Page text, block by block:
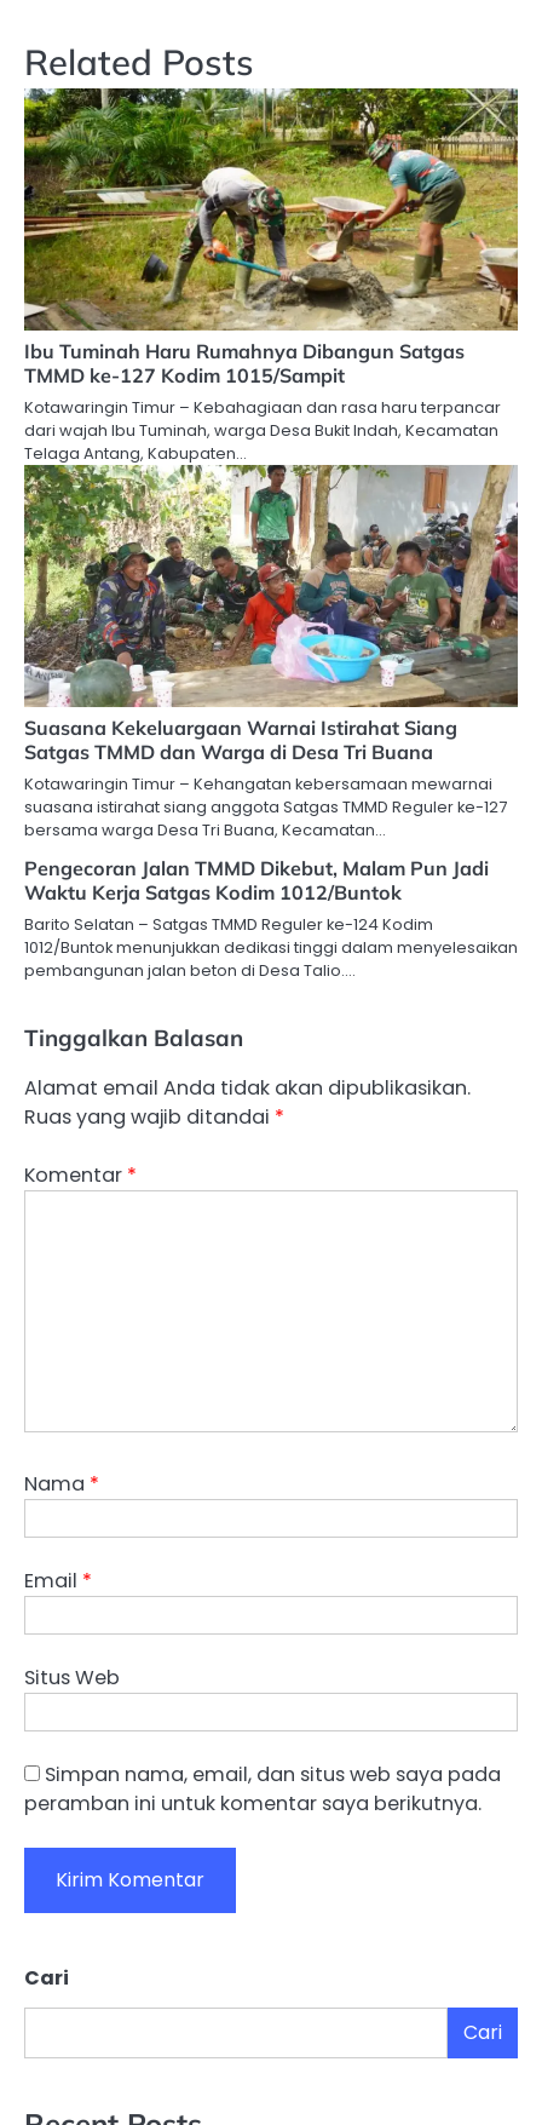
Related Posts
Ibu Tuminah Haru Rumahnya Dibangun Satgas
TMMD ke-127 Kodim 1015/Sampit
Kotawaringin Timur – Kebahagiaan dan rasa haru terpancar
dari wajah Ibu Tuminah, warga Desa Bukit Indah, Kecamatan
Telaga Antang, Kabupaten…
Suasana Kekeluargaan Warnai Istirahat Siang
Satgas TMMD dan Warga di Desa Tri Buana
Kotawaringin Timur – Kehangatan kebersamaan mewarnai
suasana istirahat siang anggota Satgas TMMD Reguler ke-127
bersama warga Desa Tri Buana, Kecamatan…
Pengecoran Jalan TMMD Dikebut, Malam Pun Jadi
Waktu Kerja Satgas Kodim 1012/Buntok
Barito Selatan – Satgas TMMD Reguler ke-124 Kodim
1012/Buntok menunjukkan dedikasi tinggi dalam menyelesaikan
pembangunan jalan beton di Desa Talio.…
Tinggalkan Balasan
Alamat email Anda tidak akan dipublikasikan.
Ruas yang wajib ditandai *
Komentar *
Nama *
Email *
Situs Web
Simpan nama, email, dan situs web saya pada
peramban ini untuk komentar saya berikutnya.
Cari
Cari